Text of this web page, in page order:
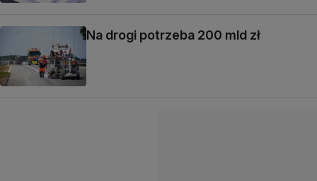
Na drogi potrzeba 200 mld zł